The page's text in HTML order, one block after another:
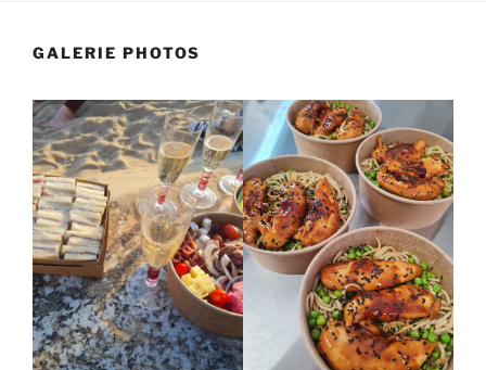
GALERIE PHOTOS